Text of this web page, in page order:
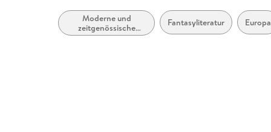
Moderne und
zeitgenössische
Belletristik: allgemein
Fantasyliteratur Europa